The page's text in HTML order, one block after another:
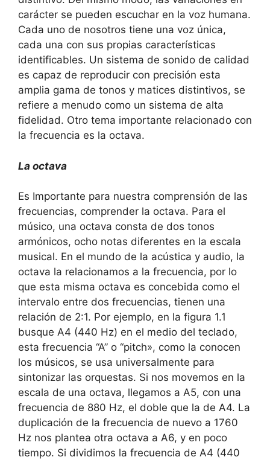
carácter se pueden escuchar en la voz humana.
Cada uno de nosotros tiene una voz única,
cada una con sus propias características
identificables. Un sistema de sonido de calidad
es capaz de reproducir con precisión esta
amplia gama de tonos y matices distintivos, se
refiere a menudo como un sistema de alta
fidelidad. Otro tema importante relacionado con
la frecuencia es la octava.
La octava
Es Importante para nuestra comprensión de las
frecuencias, comprender la octava. Para el
músico, una octava consta de dos tonos
armónicos, ocho notas diferentes en la escala
musical. En el mundo de la acústica y audio, la
octava la relacionamos a la frecuencia, por lo
que esta misma octava es concebida como el
intervalo entre dos frecuencias, tienen una
relación de 2:1. Por ejemplo, en la figura 1.1
busque A4 (440 Hz) en el medio del teclado,
esta frecuencia “A” o “pitch», como la conocen
los músicos, se usa universalmente para
sintonizar las orquestas. Si nos movemos en la
escala de una octava, llegamos a A5, con una
frecuencia de 880 Hz, el doble que la de A4. La
duplicación de la frecuencia de nuevo a 1760
Hz nos plantea otra octava a A6, y en poco
tiempo. Si dividimos la frecuencia de A4 (440